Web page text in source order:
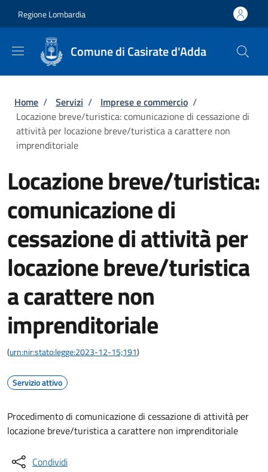
Regione Lombardia
Comune di Casirate d'Adda
Briciole di pane
Home / Servizi / Imprese e commercio /
Locazione breve/turistica: comunicazione di cessazione di
attività per locazione breve/turistica a carattere non
imprenditoriale
Locazione breve/turistica:
comunicazione di
cessazione di attività per
locazione breve/turistica
a carattere non
imprenditoriale
(urn:nir:stato:legge:2023-12-15;191)
Servizio attivo
Procedimento di comunicazione di cessazione di attività per
locazione breve/turistica a carattere non imprenditoriale
Condividi